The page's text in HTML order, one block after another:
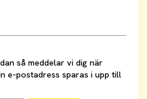
så meddelar vi dig när
e-postadress sparas i upp till